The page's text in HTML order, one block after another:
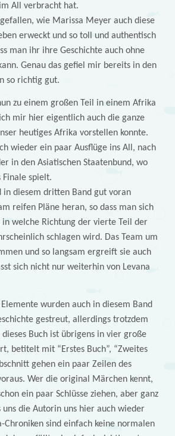
All verbracht hat.
wie Marissa Meyer auch diese
erweckt und so toll und authentisch
man ihr ihre Geschichte auch ohne
Genau das gefiel mir bereits in den
so richtig gut.
zu einem großen Teil in einem Afrika
mir hier eigentlich auch die ganze
heutiges Afrika vorstellen konnte.
wieder ein paar Ausflüge ins All, nach
in den Asiatischen Staatenbund, wo
Finale spielt.
in diesem dritten Band gut voran
reifen Pläne heran, so dass man sich
welche Richtung der vierte Teil der
schlagen wird. Das Team um
und so langsam ergreift sie auch
sich nicht nur weiterhin von Levana
wurden auch in diesem Band
gestreut, allerdings trotzdem
dieses Buch ist übrigens in vier große
betitelt mit “Erstes Buch”, “Zweites
gehen ein paar Zeilen des
Wer die original Märchen kennt,
ein paar Schlüsse ziehen, aber ganz
uns die Autorin uns hier auch wieder
Chroniken sind einfach keine normalen